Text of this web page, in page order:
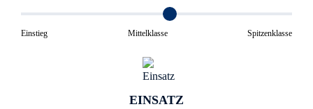
Einstieg Mittelklasse Spitzenklasse
EINSATZ